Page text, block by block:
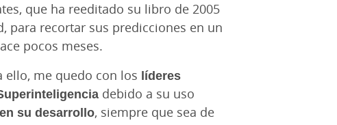
que ha reeditado su libro de 2005
para recortar sus predicciones en un
pocos meses.
ello, me quedo con los líderes
debido a su uso
su desarrollo, siempre que sea de